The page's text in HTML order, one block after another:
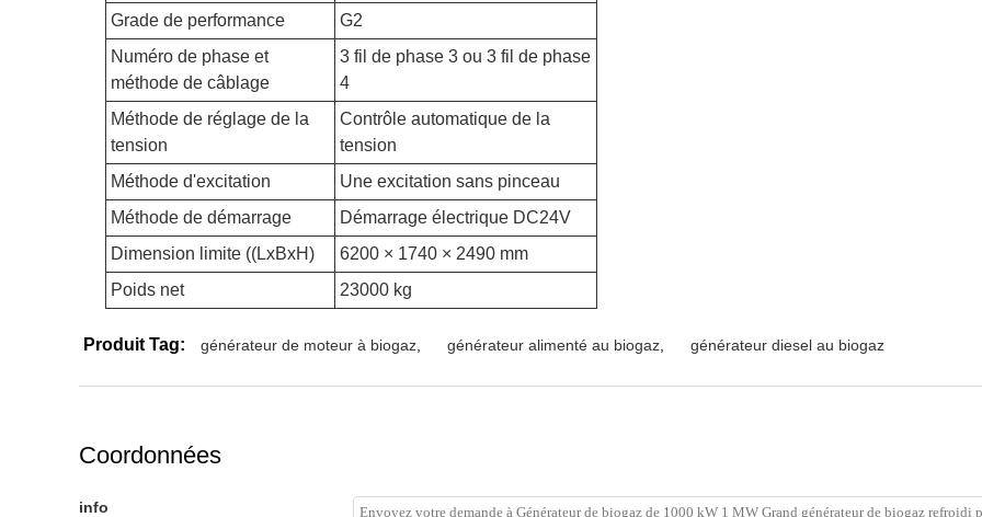
Grade de performance
G2
Numéro de phase et
méthode de câblage
3 fil de phase 3 ou 3 fil de phase
4
Méthode de réglage de la
tension
Contrôle automatique de la
tension
Méthode d'excitation
Une excitation sans pinceau
Méthode de démarrage
Démarrage électrique DC24V
Dimension limite ((LxBxH)
6200 × 1740 × 2490 mm
Poids net
23000 kg
Produit Tag: générateur de moteur à biogaz générateur alimenté au biogaz générateur diesel au biogaz
Coordonnées
info